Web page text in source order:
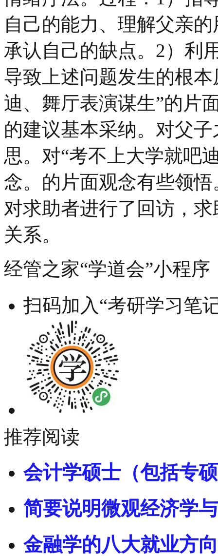
自己的能力、理解父亲
承认自己的缺点。2）利
导致上述问题发生的根
迪、舞厅表演谋生”的片
的建议基本采纳。对父
思。对“考不上大学就吧
念。的片面观念有些领
对求助者进行了回访，
关系。
经管之家“学道会”小程序
扫码加入“考研学习笔
推荐阅读
会计学硕士（包括专
简要说明微观经济学
金融学的八大就业方